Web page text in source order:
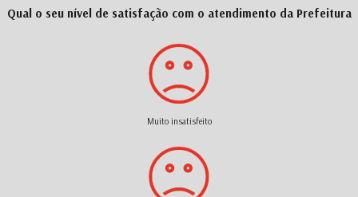
Qual o seu nível de satisfação com o atendimento da Prefeitura
Muito insatisfeito